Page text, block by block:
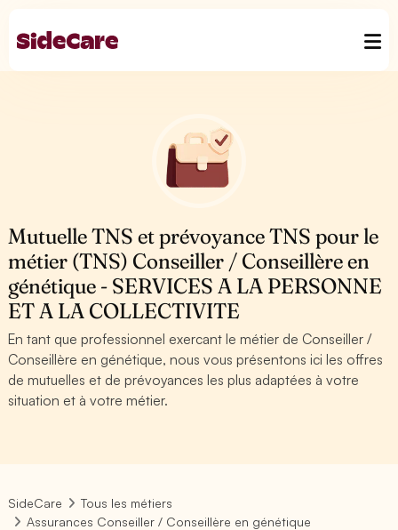
Mutuelle TNS et prévoyance TNS pour le
métier (TNS) Conseiller / Conseillère en
génétique - SERVICES A LA PERSONNE
ET A LA COLLECTIVITE
En tant que professionnel exercant le métier de Conseiller /
Conseillère en génétique, nous vous présentons ici les offres
de mutuelles et de prévoyances les plus adaptées à votre
situation et à votre métier.
SideCare
Tous les métiers
Assurances Conseiller / Conseillère en génétique